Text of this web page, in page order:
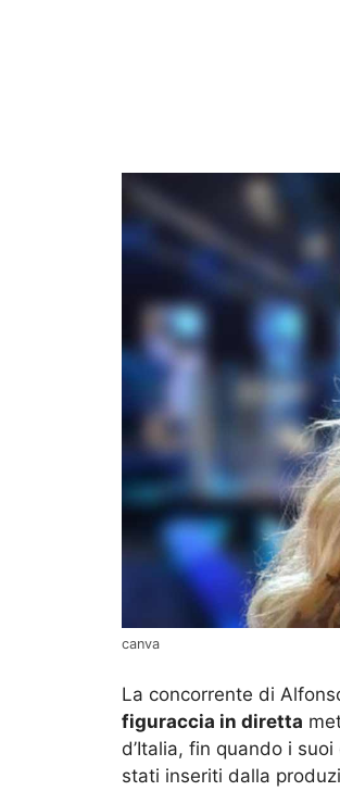
canva
La concorrente di
figuraccia in diretta
d’Italia, fin quando i
stati inseriti dalla